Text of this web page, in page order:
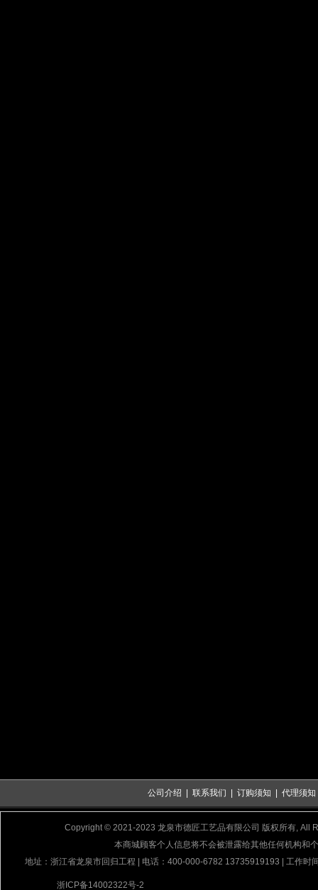
公司介绍 联系我们 订购须知 代理须知
Copyright © 2021-2023 龙泉市德匠工艺品有限公司 版权所有, All
本商城顾客个人信息将不会被泄露给其他任何机构和
地址：浙江省龙泉市回归工程 | 电话：400-000-6782 13735919193 | 工作时
浙ICP备14002322号-2